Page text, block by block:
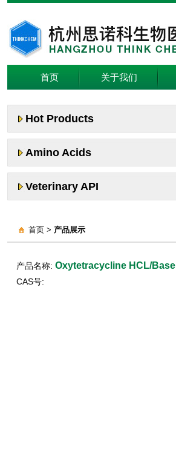
首页 关于我们
Hot Products
Amino Acids
Veterinary API
首页 > 产品展示
产品名称: Oxytetracycline HCL/Base
CAS号: